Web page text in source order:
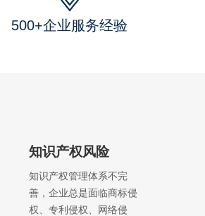
500+企业服务经验
知识产权风险
知识产权管理体系不完
善，企业总是面临商标侵
权、专利侵权、网络侵